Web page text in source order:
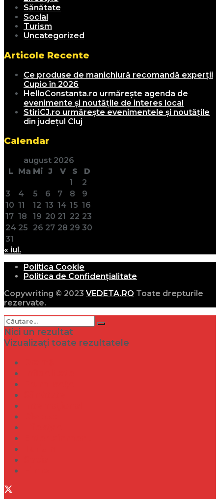
Sănătate
Social
Turism
Uncategorized
Articole Recente
Ce produse de manichiură recomandă experții
Cupio în 2026
HelloConstanta.ro urmărește agenda de
evenimente și noutățile de interes local
StiriCJ.ro urmărește evenimentele și noutățile
din județul Cluj
Calendar
august 2026
L Ma Mi J V S
D
1
2
3
4 5 6 7 8
9
10 11 12 13 14 15 16
17 18 19 20 21 22 23
24 25 26 27 28 29 30
31
« iul.
Politica Cookie
Politica de Confidențialitate
Copywriting © 2023 VEDETA.RO Toate drepturile
rezervate.
Nici un rezultat
Vizualizați toate rezultatele